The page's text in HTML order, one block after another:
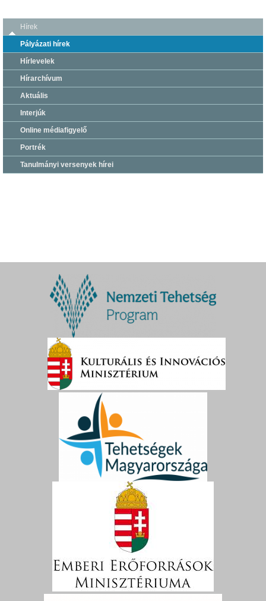
Hírek
Pályázati hírek
Hírlevelek
Hírarchívum
Aktuális
Interjúk
Online médiafigyelő
Portrék
Tanulmányi versenyek hírei